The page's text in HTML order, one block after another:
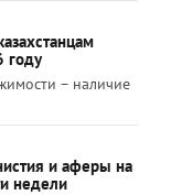
году
– наличие
и аферы на
недели